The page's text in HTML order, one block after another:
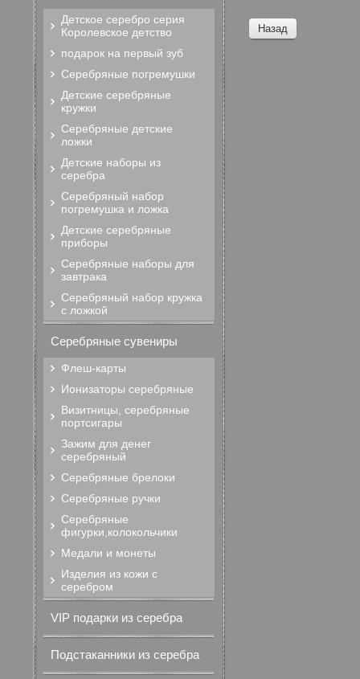
Назад
Детское серебро серия
Королевское детство
подарок на первый зуб
Серебряные погремушки
Детские серебряные
кружки
Серебряные детские
ложки
Детские наборы из
серебра
Серебряный набор
погремушка и ложка
Детские серебряные
приборы
Серебряные наборы для
завтрака
Серебряный набор кружка
с ложкой
Серебряные сувениры
Флеш-карты
Ионизаторы серебряные
Визитницы, серебряные
портсигары
Зажим для денег
серебряный
Серебряные брелоки
Серебряные ручки
Серебряные
фигурки,колокольчики
Медали и монеты
Изделия из кожи с
серебром
VIP подарки из серебра
Подстаканники из серебра